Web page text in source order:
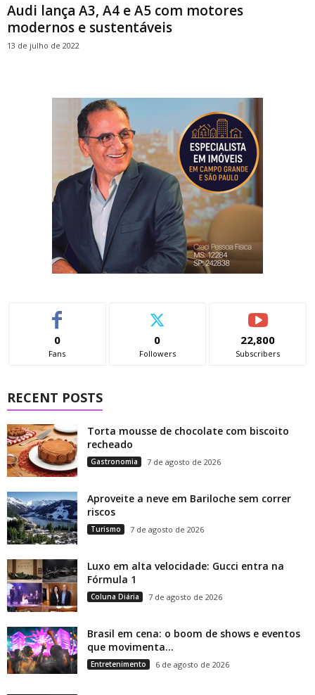
Audi lança A3, A4 e A5 com motores
modernos e sustentáveis
13 de julho de 2022
0
Fans
0
Followers
22,800
Subscribers
RECENT POSTS
Torta mousse de chocolate com biscoito
recheado
Gastronomia 7 de agosto de 2026
Aproveite a neve em Bariloche sem correr
riscos
Turismo 7 de agosto de 2026
Luxo em alta velocidade: Gucci entra na
Fórmula 1
Coluna Diária 7 de agosto de 2026
Brasil em cena: o boom de shows e eventos
que movimenta...
Entretenimento 6 de agosto de 2026